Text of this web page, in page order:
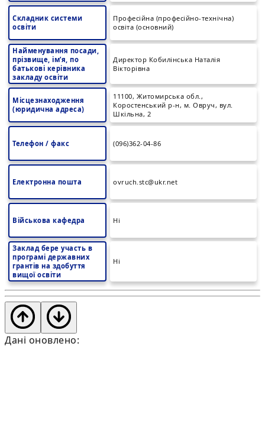
Складник системи
освіти
Професійна (професійно-технічна)
освіта (основний)
Найменування посади,
прізвище, ім’я, по
батькові керівника
закладу освіти
Директор Кобилінська Наталія
Вікторівна
Місцезнаходження
(юридична адреса)
11100, Житомирська обл.,
Коростенський р-н, м. Овруч, вул.
Шкільна, 2
Телефон / факс (096)362-04-86
Електронна пошта ovruch.stc@ukr.net
Військова кафедра Ні
Заклад бере участь в
програмі державних
грантів на здобуття
вищої освіти
Ні
Дані оновлено: